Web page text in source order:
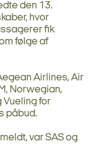
den 13.
hvor
fik
følge af
Airlines, Air
Norwegian,
Vueling for
påbud.
var SAS og